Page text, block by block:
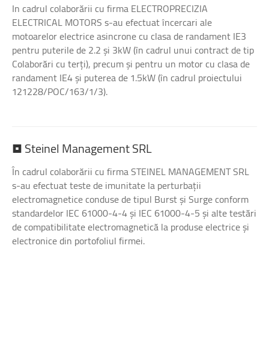
In cadrul colaborării cu firma ELECTROPRECIZIA
ELECTRICAL MOTORS s-au efectuat încercari ale
motoarelor electrice asincrone cu clasa de randament IE3
pentru puterile de 2.2 și 3kW (în cadrul unui contract de tip
Colaborări cu terți), precum și pentru un motor cu clasa de
randament IE4 și puterea de 1.5kW (în cadrul proiectului
121228/POC/163/1/3).
•Steinel ManagementSRL
În cadrul colaborării cu firma STEINEL MANAGEMENT SRL
s-au efectuat teste de imunitate la perturbații
electromagnetice conduse de tipul Burst și Surge conform
standardelor IEC 61000-4-4 și IEC 61000-4-5 și alte testări
de compatibilitate electromagnetică la produse electrice și
electronice din portofoliul firmei.